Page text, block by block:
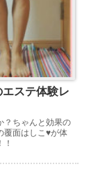
ステ体験レ
？ちゃんと効果の
覆面はしこ♥が体